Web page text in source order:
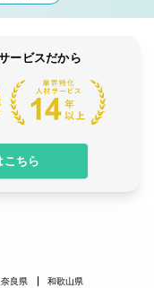
ービスだから
こちら
奈良県 和歌山県